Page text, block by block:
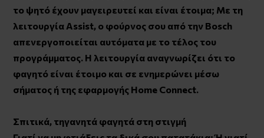
το ψητό έχουν μαγειρευτεί και είναι έτοιμα; Με τη
λειτουργία Assist, ο φούρνος σου από την Bosch
απενεργοποιείται αυτόματα με το τέλος του
προγράμματος. Η λειτουργία αναγνωρίζει ότι το
φαγητό είναι έτοιμο και σε ενημερώνει μέσω
σήματος ή της εφαρμογής Home Connect.
Σπιτικά, τηγανητά φαγητά στη στιγμή